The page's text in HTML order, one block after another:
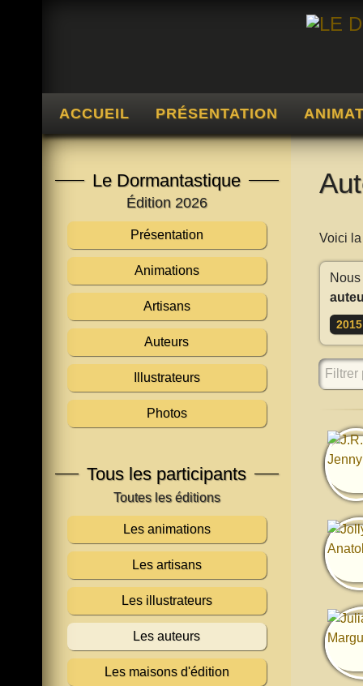
ACCUEIL PRÉSENTATION
Le Dormantastique
Édition 2026
Présentation
Animations
Artisans
Auteurs
Illustrateurs
Photos
Tous les participants
Les animations
Les artisans
Les illustrateurs
Les auteurs
Les maisons d'édition
Voici la
2015
Filtrer